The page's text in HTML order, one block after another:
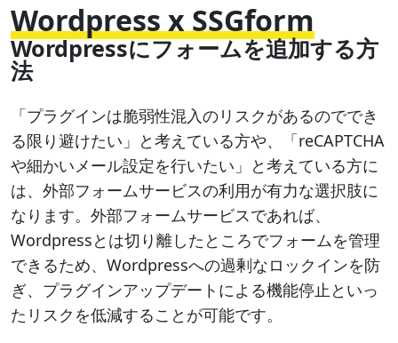
6.7
新しいTwenty Twenty-F​​iveテーマが導入された
UIの改善やコンテンツ編集のズームUIの改善、
フォントサイズのプリセット作成機能の導入、
その他パフォーマンスの改善やアクセシビリテ
ィの改善が行われました。
6.6
カラーやフォントのセットを管理できるように
なった他、プラグインの自動更新とロールバッ
クの機能強化を筆頭に、様々な機能改善や、パ
フォーマンス改善が行われました。
Wordpress x SSGform
Wordpressにフォームを追加する方
法
「プラグインは脆弱性混入のリスクがあるのででき
る限り避けたい」と考えている方や、「reCAPTCHA
や細かいメール設定を行いたい」と考えている方に
は、外部フォームサービスの利用が有力な選択肢に
なります。外部フォームサービスであれば、
Wordpressとは切り離したところでフォームを管理
できるため、Wordpressへの過剰なロックインを防
ぎ、プラグインアップデートによる機能停止といっ
たリスクを低減することが可能です。